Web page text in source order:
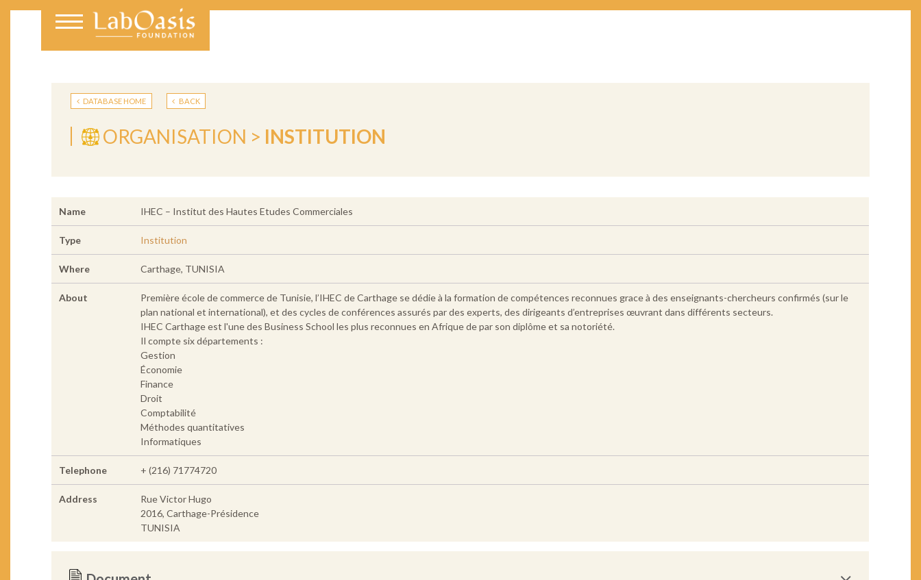
DATABASE HOME BACK
ORGANISATION > INSTITUTION
Name IHEC – Institut des Hautes Etudes Commerciales
Type Institution
Where Carthage, TUNISIA
About
Première école de commerce de Tunisie, l’IHEC de Carthage se dédie à la formation de compétences reconnues grace à des enseignants-chercheurs confirmés (sur le
plan national et international), et des cycles de conférences assurés par des experts, des dirigeants d’entreprises œuvrant dans différents secteurs.
IHEC Carthage est l'une des Business School les plus reconnues en Afrique de par son diplôme et sa notoriété.
Il compte six départements :
Gestion
Économie
Finance
Droit
Comptabilité
Méthodes quantitatives
Informatiques
Telephone + (216) 71774720
Address
Rue Victor Hugo
2016, Carthage-Présidence
TUNISIA